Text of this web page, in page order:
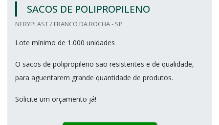
SACOS DE POLIPROPILENO
NERYPLAST / FRANCO DA ROCHA - SP
Lote mínimo de 1.000 unidades
O sacos de polipropileno são resistentes e de qualidade,
para aguentarem grande quantidade de produtos.
Solicite um orçamento já!